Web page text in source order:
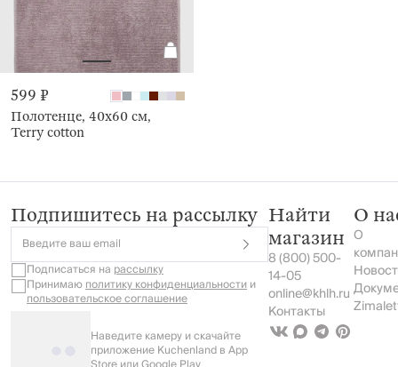
599 ₽
Полотенце, 40х60 см,
Terry cotton
Подпишитесь на рассылку
Введите ваш email
Подписаться на рассылку
Принимаюполитику конфиденциальностии
пользовательское соглашение
Наведите камеру и скачайте
приложение Kuchenland в App
Найти
магазин
8 (800) 500-
14-05
online@khlh.ru
Контакты
О
О